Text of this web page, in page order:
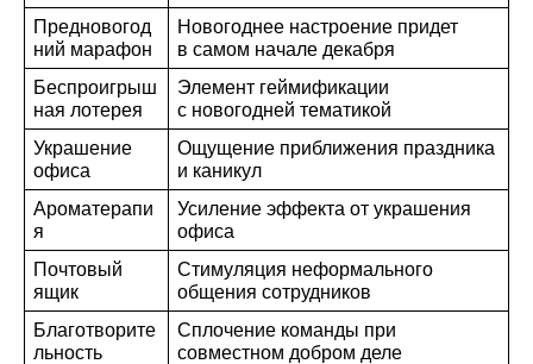
Предновогод
ний марафон
Новогоднее настроение придет
в самом начале декабря
Беспроигрыш
ная лотерея
Элемент геймификации
с новогодней тематикой
Украшение
офиса
Ощущение приближения праздника
и каникул
Ароматерапи
я
Усиление эффекта от украшения
офиса
Почтовый
ящик
Стимуляция неформального
общения сотрудников
Благотворите
льность
Сплочение команды при
совместном добром деле